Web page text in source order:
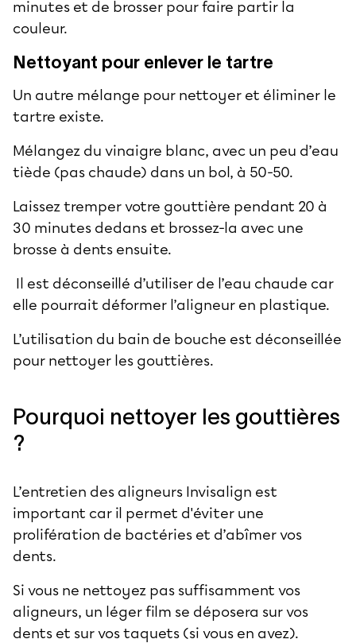
minutes et de brosser pour faire partir la
couleur.
Nettoyant pour enlever le tartre
Un autre mélange pour nettoyer et éliminer le
tartre existe.
Mélangez du vinaigre blanc, avec un peu d’eau
tiède (pas chaude) dans un bol, à 50-50.
Laissez tremper votre gouttière pendant 20 à
30 minutes dedans et brossez-la avec une
brosse à dents ensuite.
Il est déconseillé d’utiliser de l’eau chaude car
elle pourrait déformer l’aligneur en plastique.
L’utilisation du bain de bouche est déconseillée
pour nettoyer les gouttières.
Pourquoi nettoyer les gouttières
?
L’entretien des aligneurs Invisalign est
important car il permet d'éviter une
prolifération de bactéries et d’abîmer vos
dents.
Si vous ne nettoyez pas suffisamment vos
aligneurs, un léger film se déposera sur vos
dents et sur vos taquets (si vous en avez).